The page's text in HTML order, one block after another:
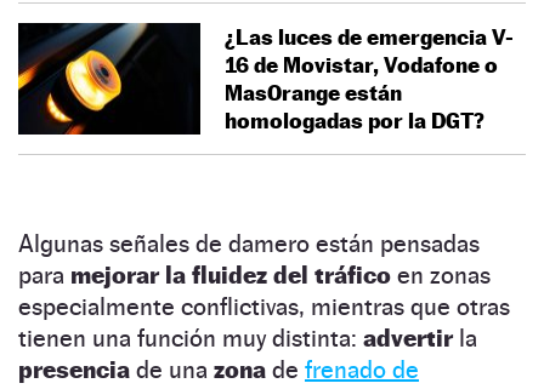
¿Las luces de emergencia V-
16 de Movistar, Vodafone o
MasOrange están
homologadas por la DGT?
Algunas señales de damero están pensadas
para mejorar la fluidez del tráfico en zonas
especialmente conflictivas, mientras que otras
tienen una función muy distinta: advertir la
presencia de una zona de frenado de